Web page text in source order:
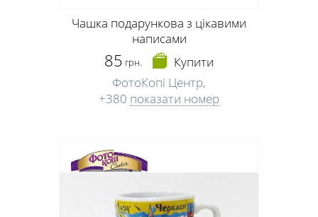
Чашка подарункова з цікавими
написами
85 грн.
Купити
ФотоКопі Центр,
+380 показати номер